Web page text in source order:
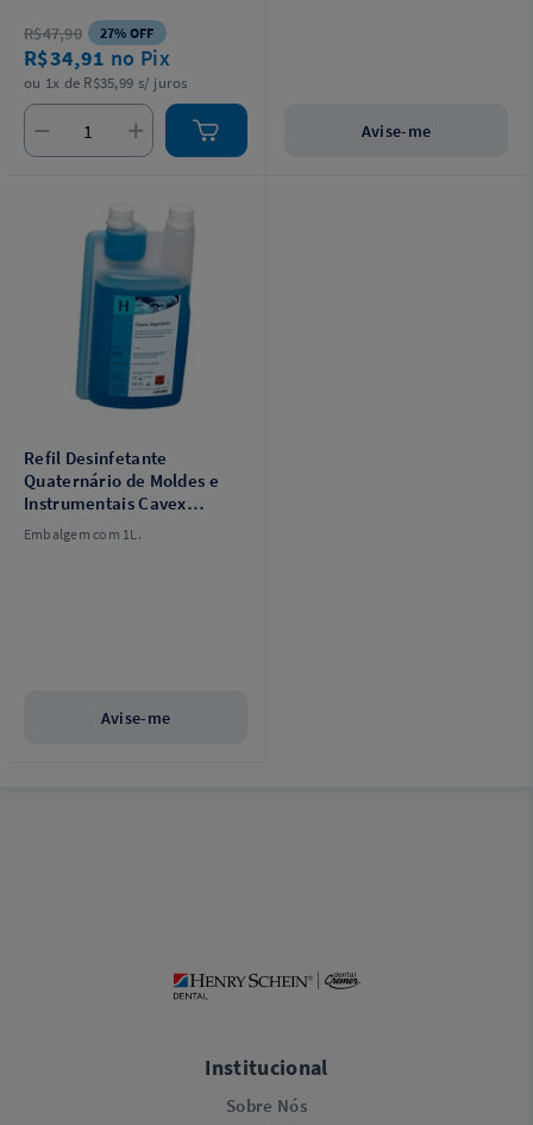
R$47,90 27% OFF
R$34,91 no Pix
ou 1x de R$35,99 s/ juros
Avise-me
Refil Desinfetante
Quaternário de Moldes e
Instrumentais Cavex
Impresafe 1L - Cavex
Embalgem com 1L.
Avise-me
Institucional
Sobre Nós